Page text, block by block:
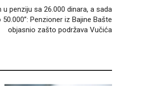
u penziju sa 26.000 dinara, a sada
Penzioner iz Bajine Bašte
objasnio zašto podržava Vučića